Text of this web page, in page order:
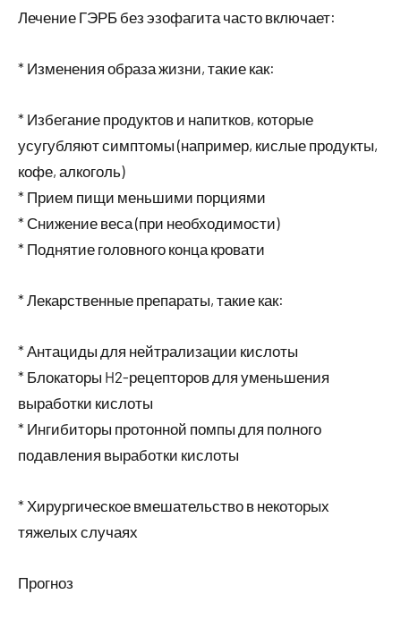
Лечение ГЭРБ без эзофагита часто включает:
* Изменения образа жизни, такие как:
* Избегание продуктов и напитков, которые
усугубляют симптомы (например, кислые продукты,
кофе, алкоголь)
* Прием пищи меньшими порциями
* Снижение веса (при необходимости)
* Поднятие головного конца кровати
* Лекарственные препараты, такие как:
* Антациды для нейтрализации кислоты
* Блокаторы H2-рецепторов для уменьшения
выработки кислоты
* Ингибиторы протонной помпы для полного
подавления выработки кислоты
* Хирургическое вмешательство в некоторых
тяжелых случаях
Прогноз